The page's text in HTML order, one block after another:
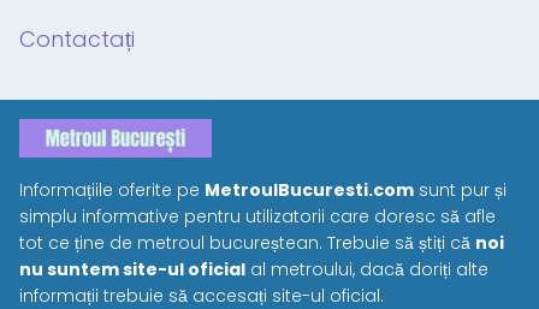
Contactați
Informațiile oferite pe MetroulBucuresti.com sunt pur și
simplu informative pentru utilizatorii care doresc să afle
tot ce ține de metroul bucureștean. Trebuie să știți că noi
nu suntem site-ul oficial al metroului, dacă doriți alte
informații trebuie să accesați site-ul oficial.